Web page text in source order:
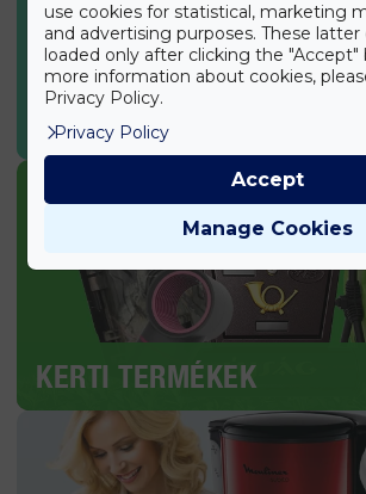
SPORT & EGÉSZSÉG
KERTI TERMÉKEK
use cookies for statistical, marketing
and advertising purposes. These latter
loaded only after clicking the "Accept"
more information about cookies,
Privacy Policy.
Privacy Policy
Manage Cookies
Accept